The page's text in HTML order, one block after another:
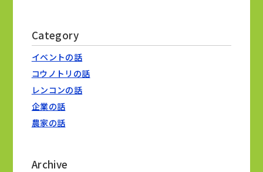
Category
イベントの話
コウノトリの話
レンコンの話
企業の話
農家の話
Archive